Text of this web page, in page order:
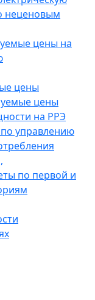
неценовым
цены на
цены
цены
на РРЭ
по управлению
по первой и